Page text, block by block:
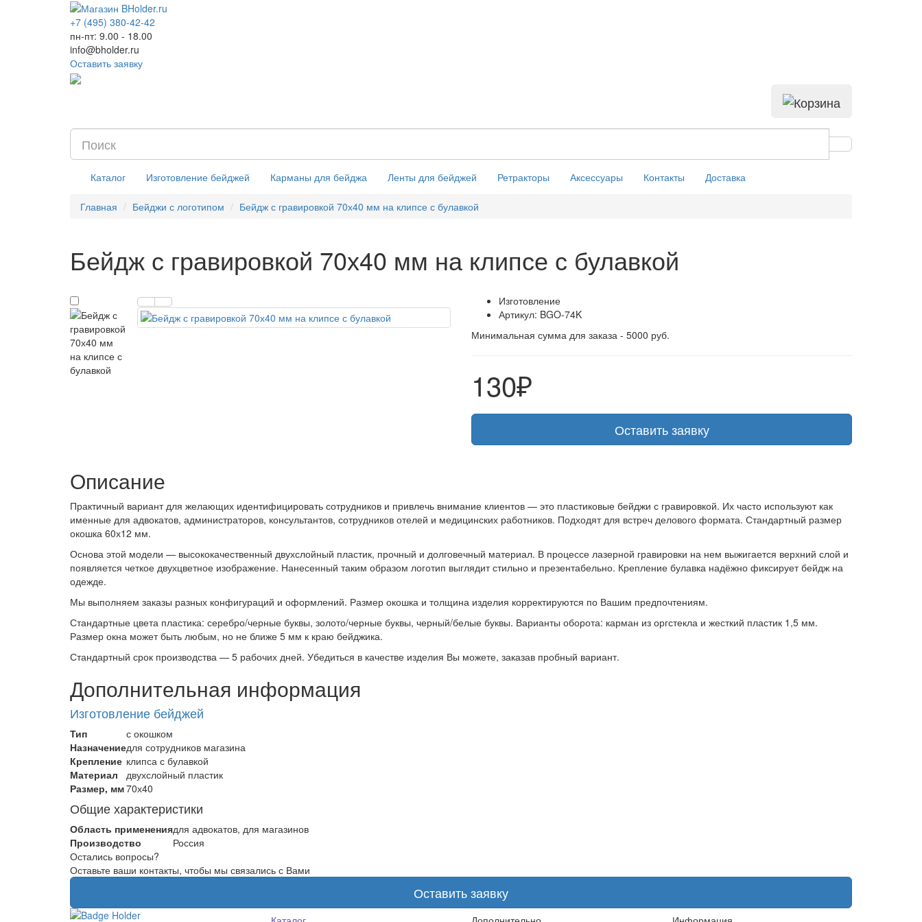
+7 (495) 380-42-42
пн-пт: 9.00 - 18.00
info@bholder.ru
Оставить заявку
Каталог Изготовление бейджей Карманы для бейджа Ленты для бейджей Ретракторы Аксессуары Контакты Доставка
Главная Бейджи с логотипом Бейдж с гравировкой 70х40 мм на клипсе с булавкой
Бейдж с гравировкой 70х40 мм на клипсе с булавкой
Изготовление
Артикул: BGO-74K
Минимальная сумма для заказа - 5000 руб.
130₽
Оставить заявку
Описание
Практичный вариант для желающих идентифицировать сотрудников и привлечь внимание клиентов — это пластиковые бейджи с гравировкой. Их часто используют как
именные для адвокатов, администраторов, консультантов, сотрудников отелей и медицинских работников. Подходят для встреч делового формата. Стандартный размер
окошка 60х12 мм.
Основа этой модели — высококачественный двухслойный пластик, прочный и долговечный материал. В процессе лазерной гравировки на нем выжигается верхний слой и
появляется четкое двухцветное изображение. Нанесенный таким образом логотип выглядит стильно и презентабельно. Крепление булавка надёжно фиксирует бейдж на
одежде.
Мы выполняем заказы разных конфигураций и оформлений. Размер окошка и толщина изделия корректируются по Вашим предпочтениям.
Стандартные цвета пластика: серебро/черные буквы, золото/черные буквы, черный/белые буквы. Варианты оборота: карман из оргстекла и жесткий пластик 1,5 мм.
Размер окна может быть любым, но не ближе 5 мм к краю бейджика.
Стандартный срок производства — 5 рабочих дней. Убедиться в качестве изделия Вы можете, заказав пробный вариант.
Дополнительная информация
Изготовление бейджей
Тип
с окошком
Назначениедля сотрудников магазина
Крепление клипса с булавкой
Материал
двухслойный пластик
Размер, мм70х40
Общие характеристики
Область применениядля адвокатов, для магазинов
Производство
Россия
Остались вопросы?
Оставьте ваши контакты, чтобы мы связались с Вами
Оставить заявку